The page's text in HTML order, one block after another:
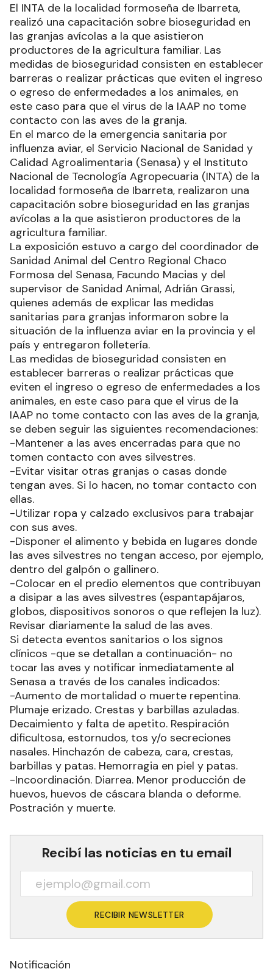
El INTA de la localidad formoseña de Ibarreta,
realizó una capacitación sobre bioseguridad en
las granjas avícolas a la que asistieron
productores de la agricultura familiar. Las
medidas de bioseguridad consisten en establecer
barreras o realizar prácticas que eviten el ingreso
o egreso de enfermedades a los animales, en
este caso para que el virus de la IAAP no tome
contacto con las aves de la granja.
En el marco de la emergencia sanitaria por
influenza aviar, el Servicio Nacional de Sanidad y
Calidad Agroalimentaria (Senasa) y el Instituto
Nacional de Tecnología Agropecuaria (INTA) de la
localidad formoseña de Ibarreta, realizaron una
capacitación sobre bioseguridad en las granjas
avícolas a la que asistieron productores de la
agricultura familiar.
La exposición estuvo a cargo del coordinador de
Sanidad Animal del Centro Regional Chaco
Formosa del Senasa, Facundo Macias y del
supervisor de Sanidad Animal, Adrián Grassi,
quienes además de explicar las medidas
sanitarias para granjas informaron sobre la
situación de la influenza aviar en la provincia y el
país y entregaron folletería.
Las medidas de bioseguridad consisten en
establecer barreras o realizar prácticas que
eviten el ingreso o egreso de enfermedades a los
animales, en este caso para que el virus de la
IAAP no tome contacto con las aves de la granja,
se deben seguir las siguientes recomendaciones:
-Mantener a las aves encerradas para que no
tomen contacto con aves silvestres.
-Evitar visitar otras granjas o casas donde
tengan aves. Si lo hacen, no tomar contacto con
ellas.
-Utilizar ropa y calzado exclusivos para trabajar
con sus aves.
-Disponer el alimento y bebida en lugares donde
las aves silvestres no tengan acceso, por ejemplo,
dentro del galpón o gallinero.
-Colocar en el predio elementos que contribuyan
a disipar a las aves silvestres (espantapájaros,
globos, dispositivos sonoros o que reflejen la luz).
Revisar diariamente la salud de las aves.
Si detecta eventos sanitarios o los signos
clínicos -que se detallan a continuación- no
tocar las aves y notificar inmediatamente al
Senasa a través de los canales indicados:
-Aumento de mortalidad o muerte repentina.
Plumaje erizado. Crestas y barbillas azuladas.
Decaimiento y falta de apetito. Respiración
dificultosa, estornudos, tos y/o secreciones
nasales. Hinchazón de cabeza, cara, crestas,
barbillas y patas. Hemorragia en piel y patas.
-Incoordinación. Diarrea. Menor producción de
huevos, huevos de cáscara blanda o deforme.
Postración y muerte.
Recibí las noticias en tu email
RECIBIR NEWSLETTER
Notificación